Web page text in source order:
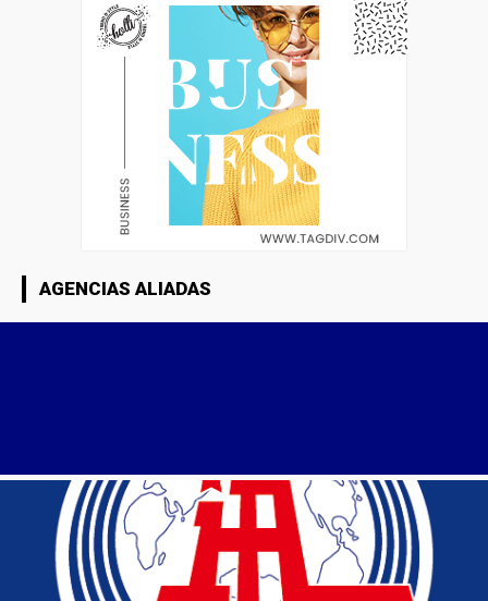
AGENCIAS ALIADAS